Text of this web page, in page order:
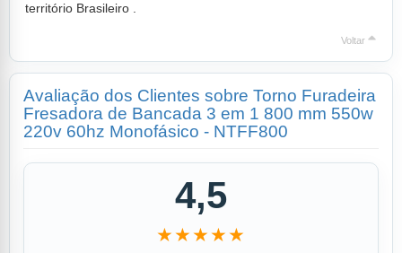
território Brasileiro .
Voltar
Avaliação dos Clientes sobre Torno Furadeira
Fresadora de Bancada 3 em 1 800 mm 550w
220v 60hz Monofásico - NTFF800
4,5
★★★★★